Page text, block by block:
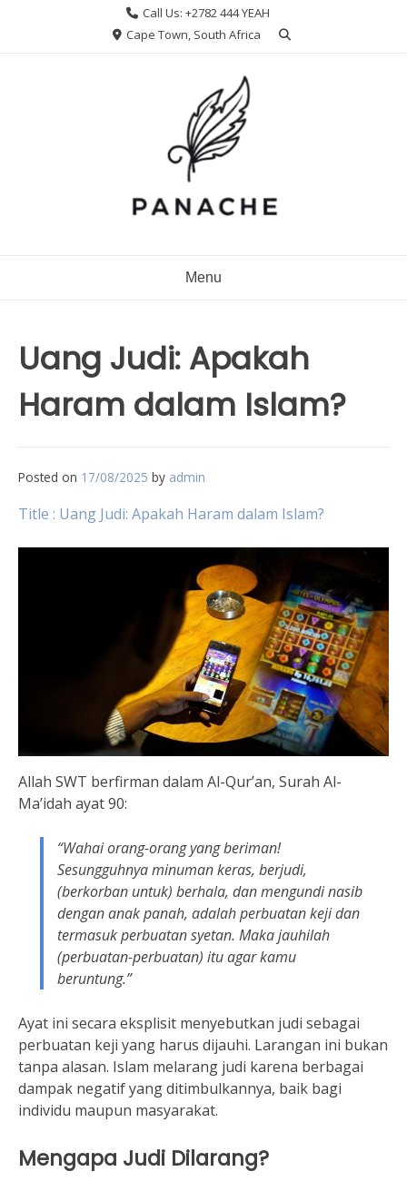
Call Us: +2782 444 YEAH
Cape Town, South Africa
Menu
Uang Judi: Apakah
Haram dalam Islam?
Posted on 17/08/2025 by admin
Title : Uang Judi: Apakah Haram dalam Islam?
Allah SWT berfirman dalam Al-Qur’an, Surah Al-
Ma’idah ayat 90:
“Wahai orang-orang yang beriman!
Sesungguhnya minuman keras, berjudi,
(berkorban untuk) berhala, dan mengundi nasib
dengan anak panah, adalah perbuatan keji dan
termasuk perbuatan syetan. Maka jauhilah
(perbuatan-perbuatan) itu agar kamu
beruntung.”
Ayat ini secara eksplisit menyebutkan judi sebagai
perbuatan keji yang harus dijauhi. Larangan ini bukan
tanpa alasan. Islam melarang judi karena berbagai
dampak negatif yang ditimbulkannya, baik bagi
individu maupun masyarakat.
Mengapa Judi Dilarang?